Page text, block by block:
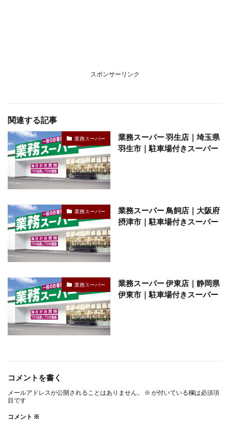
スポンサーリンク
関連する記事
業務スーパー
業務スーパー 羽生店｜埼玉県
羽生市｜駐車場付きスーパー
業務スーパー
業務スーパー 鳥飼店｜大阪府
摂津市｜駐車場付きスーパー
業務スーパー
業務スーパー 伊東店｜静岡県
伊東市｜駐車場付きスーパー
コメントを書く
メールアドレスが公開されることはありません。 ※ が付いている欄は必須項
目です
コメント ※